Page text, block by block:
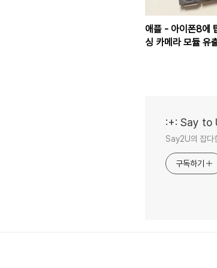
애플 - 아이폰8에
싱 카메라 모듈 유
:+: Say to
Say2U의 잡다
구독하기